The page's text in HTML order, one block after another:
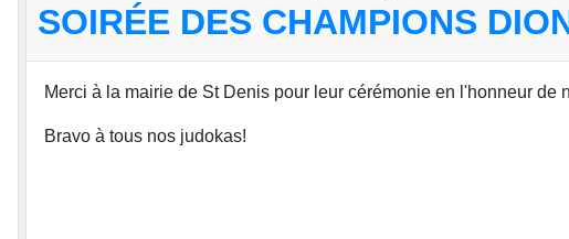
SOIRÉE DES CHAMPIONS
Merci à la mairie de St Denis pour leur cérémonie en l'honneur de
Bravo à tous nos judokas!